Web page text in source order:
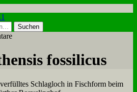
fos­si­li­cus